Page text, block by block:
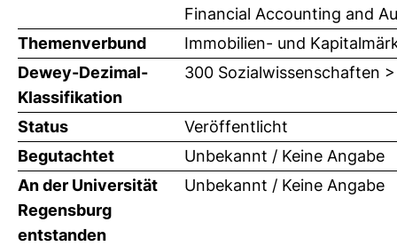
Financial Accounting and
Themenverbund
Immobilien- und
Dewey-Dezimal-
Klassifikation
300 Sozialwissenschaften
Status
Veröffentlicht
Begutachtet
Unbekannt / Keine Angabe
An der Universität
Regensburg
entstanden
Unbekannt / Keine Angabe